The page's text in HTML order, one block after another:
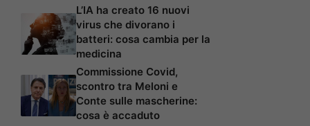
L’IA ha creato 16 nuovi
virus che divorano i
batteri: cosa cambia per la
medicina
Commissione Covid,
scontro tra Meloni e
Conte sulle mascherine:
cosa è accaduto